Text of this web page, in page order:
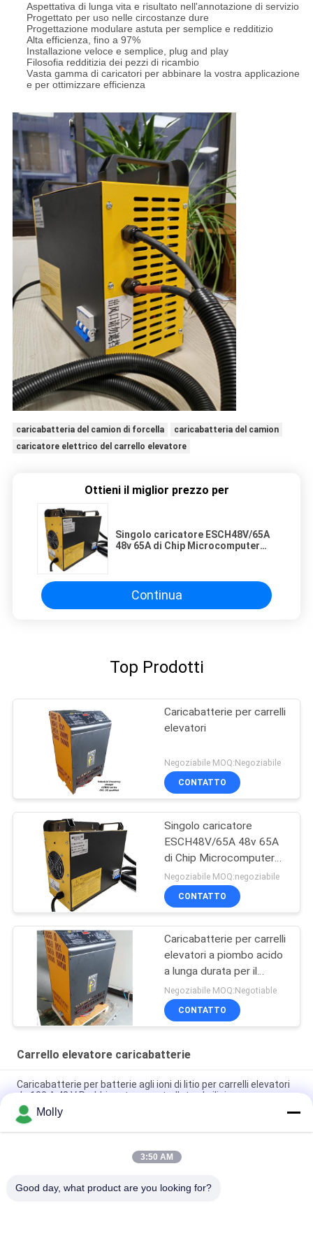
Aspettativa di lunga vita e risultato nell'annotazione di servizio
Progettato per uso nelle circostanze dure
Progettazione modulare astuta per semplice e redditizio
Alta efficienza, fino a 97%
Installazione veloce e semplice, plug and play
Filosofia redditizia dei pezzi di ricambio
Vasta gamma di caricatori per abbinare la vostra applicazione
e per ottimizzare efficienza
caricabatteria del camion di forcella
caricabatteria del camion
caricatore elettrico del carrello elevatore
Ottieni il miglior prezzo per
Singolo caricatore ESCH48V/65A
48v 65A di Chip Microcomputer
Continua
Top Prodotti
Caricabatterie per carrelli
elevatori
Negoziabile MOQ:Negoziabile
CONTATTO
Singolo caricatore
ESCH48V/65A 48v 65A
di Chip Microcomputer
High Frequency Battery
Negoziabile MOQ:negoziabile
CONTATTO
Caricabatterie per carrelli
elevatori a piombo acido
a lunga durata per il
settore industriale 48V
80A
Negoziabile MOQ:Negotiable
CONTATTO
Carrello elevatore caricabatterie
Caricabatterie per batterie agli ioni di litio per carrelli elevatori
da 100 A 48 V Raddrizzatore controllato al silicio
Caricabatterie per carrelli elevatori in lega di alluminio CZB5C
24V/45A con ventola di raffreddamento silenziosa
Caricabatteria per carrello elevatore 120A Protezione da
Molly
3:50 AM
Good day, what product are you looking for?